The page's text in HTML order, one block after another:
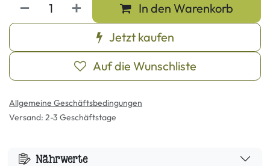
In den Warenkorb
Jetzt kaufen
Auf die Wunschliste
Allgemeine Geschäftsbedingungen
Versand: 2-3 Geschäftstage
Nährwerte